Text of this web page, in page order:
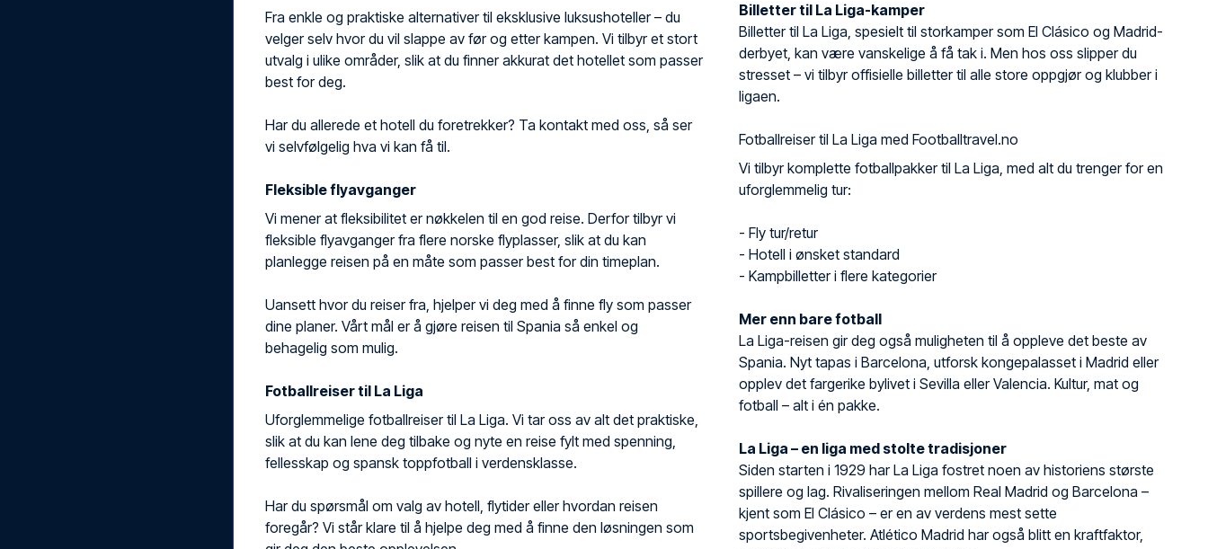
Fra enkle og praktiske alternativer til eksklusive luksushoteller – du
velger selv hvor du vil slappe av før og etter kampen. Vi tilbyr et stort
utvalg i ulike områder, slik at du finner akkurat det hotellet som passer
best for deg.
Har du allerede et hotell du foretrekker? Ta kontakt med oss, så ser
vi selvfølgelig hva vi kan få til.
Fleksible flyavganger
Vi mener at fleksibilitet er nøkkelen til en god reise. Derfor tilbyr vi
fleksible flyavganger fra flere norske flyplasser, slik at du kan
planlegge reisen på en måte som passer best for din timeplan.
Uansett hvor du reiser fra, hjelper vi deg med å finne fly som passer
dine planer. Vårt mål er å gjøre reisen til Spania så enkel og
behagelig som mulig.
Fotballreiser til La Liga
Uforglemmelige fotballreiser til La Liga. Vi tar oss av alt det praktiske,
slik at du kan lene deg tilbake og nyte en reise fylt med spenning,
fellesskap og spansk toppfotball i verdensklasse.
Har du spørsmål om valg av hotell, flytider eller hvordan reisen
foregår? Vi står klare til å hjelpe deg med å finne den løsningen som
Billetter til La Liga-kamper
Billetter til La Liga, spesielt til storkamper som El Clásico og Madrid-
derbyet, kan være vanskelige å få tak i. Men hos oss slipper du
stresset – vi tilbyr offisielle billetter til alle store oppgjør og klubber i
ligaen.
Fotballreiser til La Liga med Footballtravel.no
Vi tilbyr komplette fotballpakker til La Liga, med alt du trenger for en
uforglemmelig tur:
- Fly tur/retur
- Hotell i ønsket standard
- Kampbilletter i flere kategorier
Mer enn bare fotball
La Liga-reisen gir deg også muligheten til å oppleve det beste av
Spania. Nyt tapas i Barcelona, utforsk kongepalasset i Madrid eller
opplev det fargerike bylivet i Sevilla eller Valencia. Kultur, mat og
fotball – alt i én pakke.
La Liga – en liga med stolte tradisjoner
Siden starten i 1929 har La Liga fostret noen av historiens største
spillere og lag. Rivaliseringen mellom Real Madrid og Barcelona –
kjent som El Clásico – er en av verdens mest sette
sportsbegivenheter. Atlético Madrid har også blitt en kraftfaktor,